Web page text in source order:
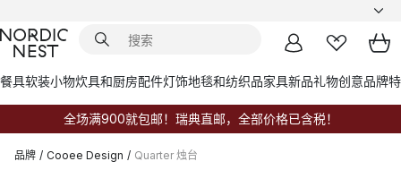
餐具软装小物炊具和厨房配件灯饰地毯和纺织品家具新品礼物创意品牌
全场满900就包邮！瑞典直邮，全部价格已含税！
品牌 / Cooee Design / Quarter 烛台